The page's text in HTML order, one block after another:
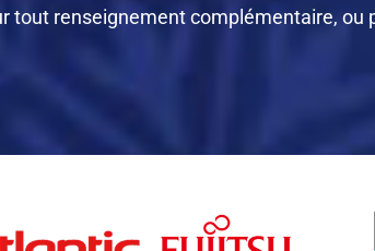
tout renseignement complémentaire, ou